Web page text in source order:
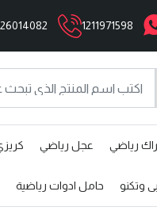
1211971598
رياضي عجل رياضي
وتكنو حامل ادوات رياضية